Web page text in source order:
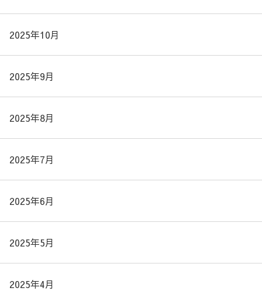
2025年10月
2025年9月
2025年8月
2025年7月
2025年6月
2025年5月
2025年4月